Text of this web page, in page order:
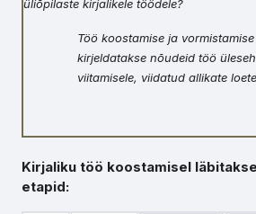
üliõpilaste kirjalikele töödele?
Töö koostamise ja
kirjeldatakse nõudeid töö
viitamisele, viidatud allikate
Kirjaliku töö koostamisel
etapid: